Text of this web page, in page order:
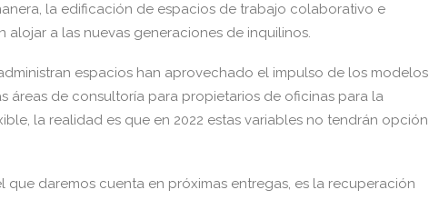
la edificación de espacios de trabajo colaborativo e
alojar a las nuevas generaciones de inquilinos.
espacios han aprovechado el impulso de los modelos
áreas de consultoría para propietarios de oficinas para la
la realidad es que en 2022 estas variables no tendrán opción
que daremos cuenta en próximas entregas, es la recuperación